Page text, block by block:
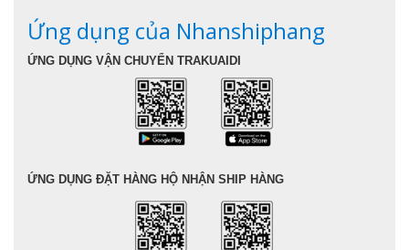
Ứng dụng của Nhanshiphang
ỨNG DỤNG VẬN CHUYỂN TRAKUAIDI
ỨNG DỤNG ĐẶT HÀNG HỘ NHẬN SHIP HÀNG